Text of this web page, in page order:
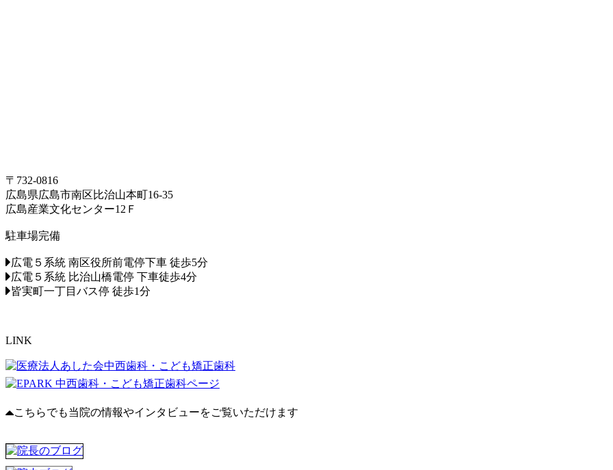
〒732-0816
広島県広島市南区比治山本町16-35
広島産業文化センター12Ｆ
駐車場完備
広電５系統 南区役所前電停下車 徒歩5分
広電５系統 比治山橋電停 下車徒歩4分
皆実町一丁目バス停 徒歩1分
LINK
こちらでも当院の情報やインタビューをご覧いただけます